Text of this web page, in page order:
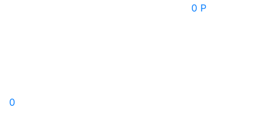
0
0 Р